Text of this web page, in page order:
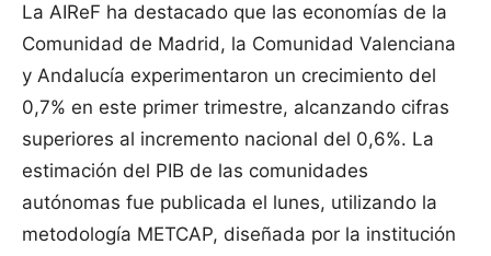
La AIReF ha destacado que las economías de la
Comunidad de Madrid, la Comunidad Valenciana
y Andalucía experimentaron un crecimiento del
0,7% en este primer trimestre, alcanzando cifras
superiores al incremento nacional del 0,6%. La
estimación del PIB de las comunidades
autónomas fue publicada el lunes, utilizando la
metodología METCAP, diseñada por la institución